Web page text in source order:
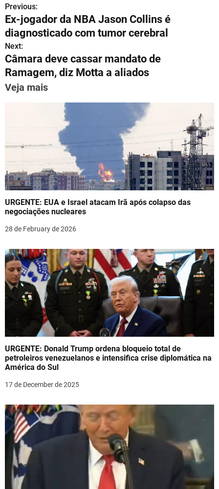
at
s
A
p
p
e
gr
a
m
c
e
b
o
o
ai
l
er
e
st
k
e
dI
n
ar
e
P
o
s
t
n
a
t
i
o
n
Previous:
Ex-jogador da NBA Jason Collins é
diagnosticado com tumor cerebral
Next:
Câmara deve cassar mandato de
Ramagem, diz Motta a aliados
Veja mais
URGENTE: EUA e Israel atacam Irã após colapso das
negociações nucleares
28 de February de 2026
URGENTE: Donald Trump ordena bloqueio total de
petroleiros venezuelanos e intensifica crise diplomática na
América do Sul
17 de December de 2025